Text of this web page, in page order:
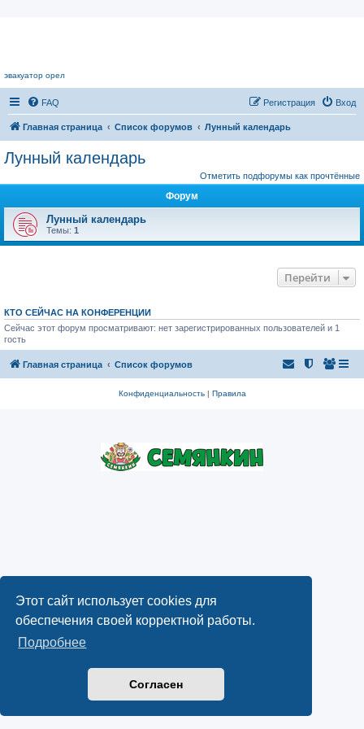
Этот сайт использует cookies для
обеспечения своей корректной работы.
Подробнее
Согласен
эвакуатор орел
FAQ Вход
Регистрация
Главная страница Список форумов Лунный календарь
Лунный календарь
Отметить подфорумы как прочтённые
Форум
Лунный календарь
Темы: 1
Перейти
КТО СЕЙЧАС НА КОНФЕРЕНЦИИ
Сейчас этот форум просматривают: нет зарегистрированных пользователей и 1
гость
Главная страница Список форумов
Конфиденциальность| Правила